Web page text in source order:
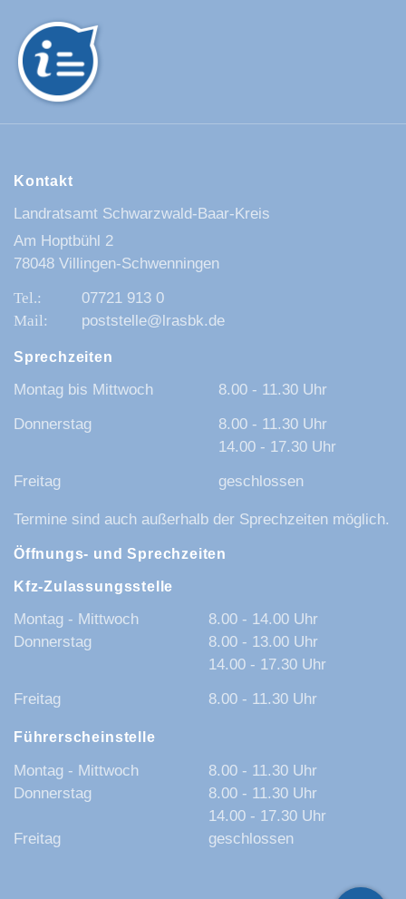
Kontakt
Landratsamt Schwarzwald-Baar-Kreis
Am Hoptbühl 2
78048 Villingen-Schwenningen
07721 913 0
poststelle@lrasbk.de
Sprechzeiten
Montag bis Mittwoch
8.00 - 11.30 Uhr
Donnerstag
8.00 - 11.30 Uhr
14.00 - 17.30 Uhr
Freitag
geschlossen
Termine sind auch außerhalb der Sprechzeiten möglich.
Öffnungs- und Sprechzeiten
Kfz-Zulassungsstelle
Montag - Mittwoch
8.00 - 14.00 Uhr
Donnerstag
8.00 - 13.00 Uhr
14.00 - 17.30 Uhr
Freitag
8.00 - 11.30 Uhr
Führerscheinstelle
Montag - Mittwoch
8.00 - 11.30 Uhr
Donnerstag
8.00 - 11.30 Uhr
14.00 - 17.30 Uhr
Freitag
geschlossen